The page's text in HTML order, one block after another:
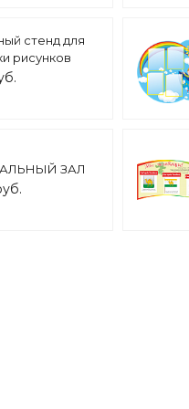
стенд для
рисунков
арт. 4913
ЗАЛ